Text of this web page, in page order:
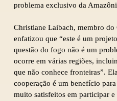
problema exclusivo da
Christiane Laibach, membro
enfatizou que “este é um
questão do fogo não é um
ocorre em várias regiões,
que não conhece fronteiras”.
cooperação é um benefício
muito satisfeitos em participar